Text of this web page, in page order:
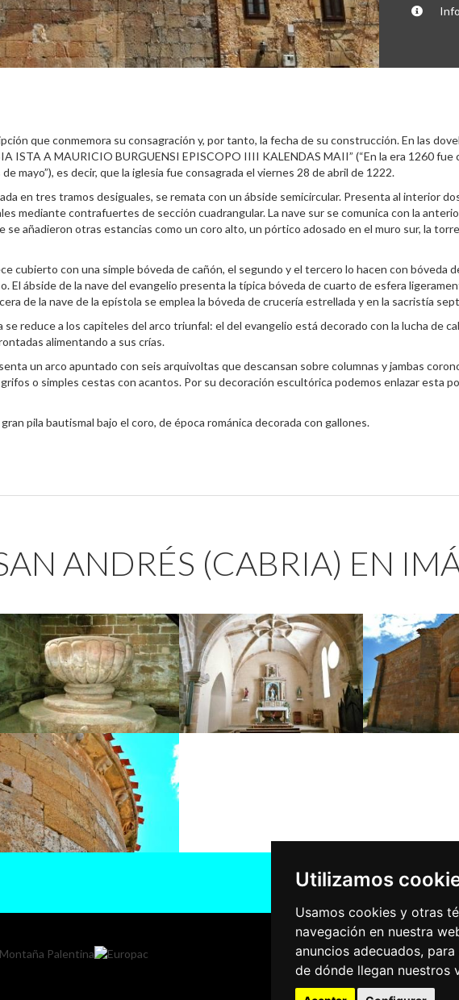
Utilizamos
Usamos cookies y otras
navegación en nuestra
anuncios adecuados,
de dónde llegan nuestros
que conmemora su consagración y, por tanto, la fecha de su construcción. En las
ISTA A MAURICIO BURGUENSI EPISCOPO IIII KALENDAS MAII” (“En la era 1260
mayo”), es decir, que la iglesia fue consagrada el viernes 28 de abril de 1222.
en tres tramos desiguales, se remata con un ábside semicircular. Presenta al interior
mediante contrafuertes de sección cuadrangular. La nave sur se comunica con la
añadieron otras estancias como un coro alto, un pórtico adosado en el muro sur, la
cubierto con una simple bóveda de cañón, el segundo y el tercero lo hacen con bóveda
El ábside de la nave del evangelio presenta la típica bóveda de cuarto de esfera
de la nave de la epístola se emplea la bóveda de crucería estrellada y en la sacristía
reduce a los capiteles del arco triunfal: el del evangelio está decorado con la lucha de
alimentando a sus crías.
un arco apuntado con seis arquivoltas que descansan sobre columnas y jambas
o simples cestas con acantos. Por su decoración escultórica podemos enlazar esta
pila bautismal bajo el coro, de época románica decorada con gallones.
ANDRÉS (CABRIA) EN